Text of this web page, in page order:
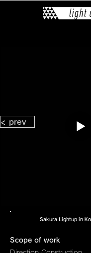
< prev
Sakura Lightup in
Scope of work